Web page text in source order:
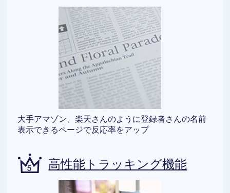
大手アマゾン、楽天さんのように登録者さんの名前
表示できるページで反応率をアップ
高性能トラッキング機能